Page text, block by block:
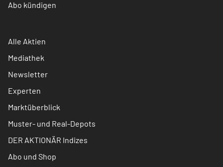
Abo kündigen
Alle Aktien
Mediathek
Newsletter
Experten
Marktüberblick
Muster- und Real-Depots
DER AKTIONÄR Indizes
Abo und Shop